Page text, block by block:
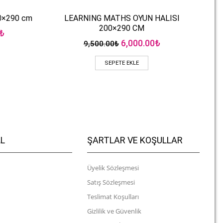
cm
₺Şu
Hızlı Bakış
LEARNING MATHS OYUN HALISI
200×290 CM
9,500.00₺ Orijinal
9,500.00₺.
6,000.00₺Şu
SEPETE EKLE
ŞARTLAR VE KOŞULLAR
Üyelik Sözleşmesi
Satış Sözleşmesi
Teslimat Koşulları
Gizlilik ve Güvenlik